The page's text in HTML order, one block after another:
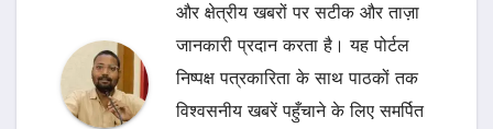
और क्षेत्रीय खबरों पर सटीक और ताज़ा
जानकारी प्रदान करता है। यह पोर्टल
निष्पक्ष पत्रकारिता के साथ पाठकों तक
विश्वसनीय खबरें पहुँचाने के लिए समर्पित